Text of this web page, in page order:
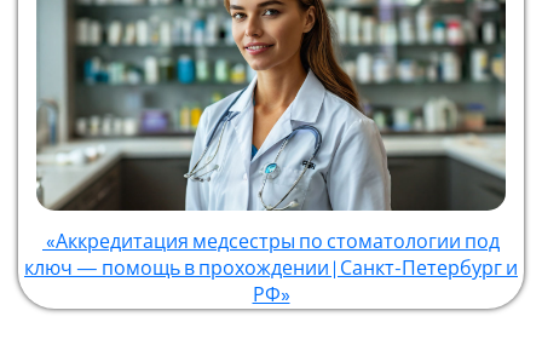
«Аккредитация медсестры по стоматологии под
ключ — помощь в прохождении | Санкт-Петербург и
РФ»